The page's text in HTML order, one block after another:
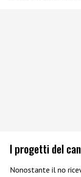
I progetti del
Nonostante il no